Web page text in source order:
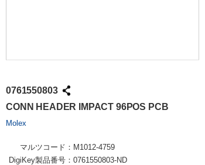
0761550803
CONN HEADER IMPACT 96POS PCB
Molex
マルツコード： M1012-4759
DigiKey製品番号： 0761550803-ND